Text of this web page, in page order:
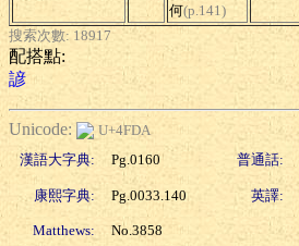
何(p.141)
搜索次數: 18917
配搭點:
諺
Unicode:
U+4FDA
漢語大字典:
Pg.0160 普通話:
康熙字典: Pg.0033.140 英譯:
Matthews: No.3858